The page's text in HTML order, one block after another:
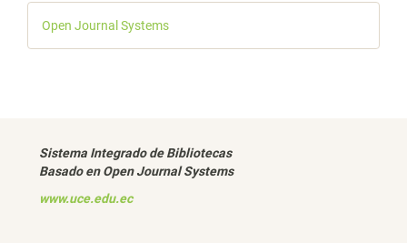
Desarrollado
por
Open Journal Systems
Sistema Integrado de Bibliotecas
Basado en Open Journal Systems
www.uce.edu.ec